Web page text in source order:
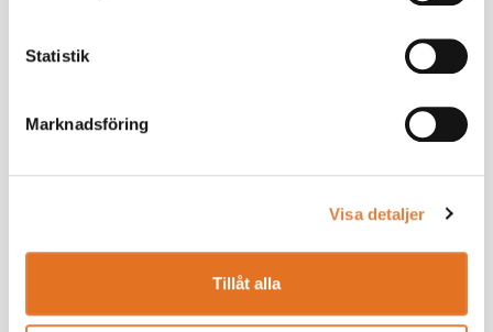
Statistik
Marknadsföring
Visa detaljer
Tillåt alla